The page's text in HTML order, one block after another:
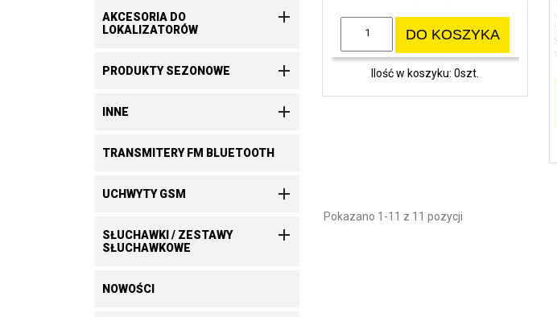
AKCESORIA DO
LOKALIZATORÓW

PRODUKTY SEZONOWE 
INNE 
TRANSMITERY FM BLUETOOTH
UCHWYTY GSM 
SŁUCHAWKI / ZESTAWY
SŁUCHAWKOWE

NOWOŚCI
DO KOSZYKA
Ilość w koszyku: 0szt.
Pokazano 1-11 z 11 pozycji